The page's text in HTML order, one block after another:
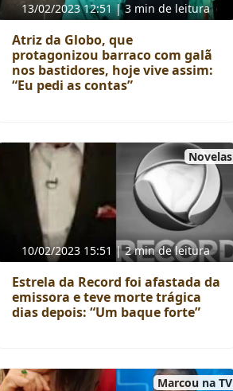
13/02/2023 12:51 | 3 min de leitura
Atriz da Globo, que
protagonizou barraco com galã
nos bastidores, hoje vive assim:
“Eu pedi as contas”
Novelas
10/02/2023 15:51 | 2 min de leitura
Estrela da Record foi afastada da
emissora e teve morte trágica
dias depois: “Um baque forte”
Marcou na TV